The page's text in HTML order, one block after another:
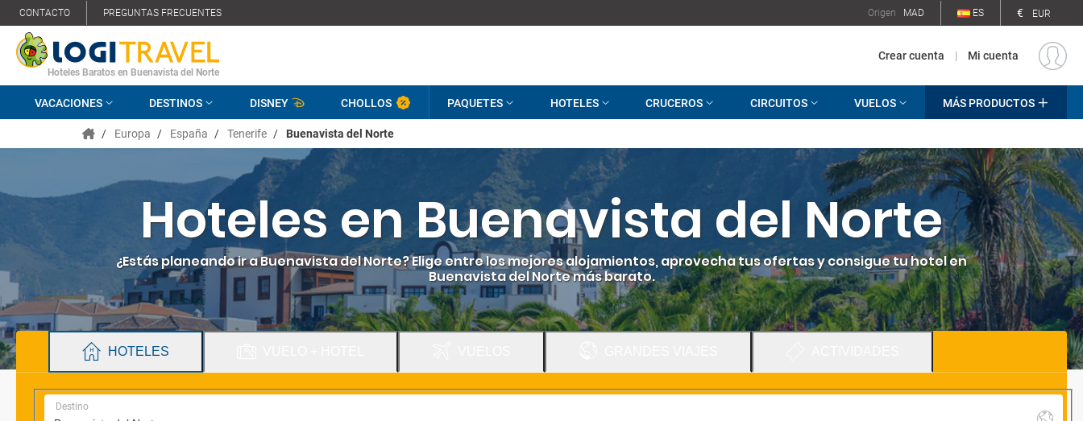
CONTACTO PREGUNTAS FRECUENTES Origen MAD ES € EUR
Hoteles Baratos en Buenavista del Norte
Crear cuenta | Mi cuenta
VACACIONES DESTINOS DISNEY CHOLLOS PAQUETES HOTELES CRUCEROS CIRCUITOS VUELOS MÁS PRODUCTOS
/ Europa / España / Tenerife / Buenavista del Norte
Hoteles en Buenavista del Norte
¿Estás planeando ir a Buenavista del Norte? Elige entre los mejores alojamientos, aprovecha tus ofertas y consigue tu hotel en
Buenavista del Norte más barato.